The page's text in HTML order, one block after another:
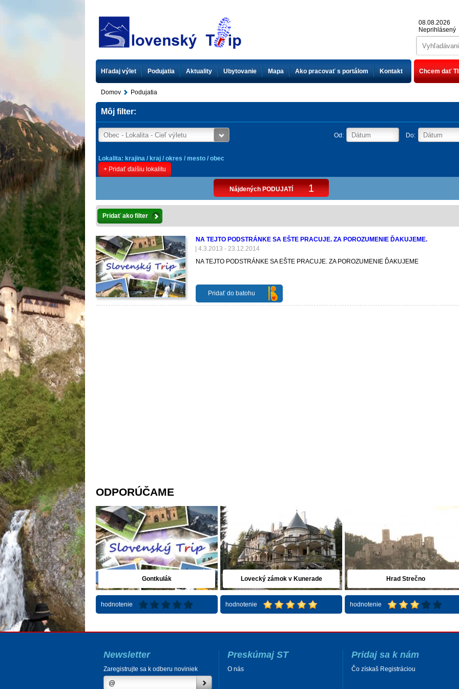
Hľadaj výlet Podujatia Aktuality Ubytovanie Mapa Ako pracovať s portálom Kontakt
08.08.2026
Neprihlásený
Chcem dať
Domov Podujatia
Môj filter:
Od: Do:
Lokalita: krajina / kraj / okres / mesto / obec
+ Pridať ďalšiu lokalitu
Nájdených PODUJATÍ 1
Pridať ako filter
NA TEJTO PODSTRÁNKE SA EŠTE PRACUJE. ZA POROZUMENIE ĎAKUJEME.
NA TEJTO PODSTRÁNKE SA EŠTE PRACUJE. ZA POROZUMENIE ĎAKUJEME
| 4.3.2013 - 23.12.2014
Pridať do batohu
ODPORÚČAME
Gontkulák
hodnotenie
Lovecký zámok v Kunerade
hodnotenie
Hrad Strečno
hodnotenie
Newsletter
Zaregistrujte sa k odberu noviniek
Preskúmaj ST
O nás
Pridaj sa k nám
Čo získaš Registráciou